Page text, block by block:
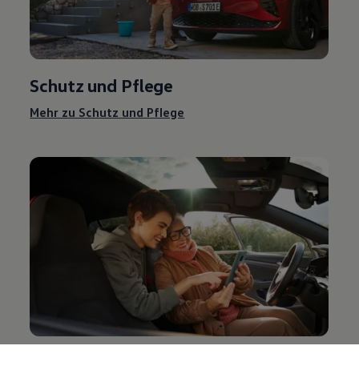
Schutz und Pflege
Mehr zu Schutz und Pflege